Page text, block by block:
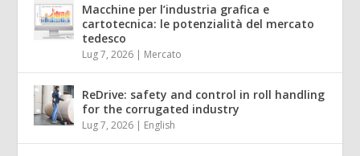
Macchine per l’industria grafica e
cartotecnica: le potenzialità del mercato
tedesco
Lug 7, 2026 | Mercato
ReDrive: safety and control in roll handling
for the corrugated industry
Lug 7, 2026 | English